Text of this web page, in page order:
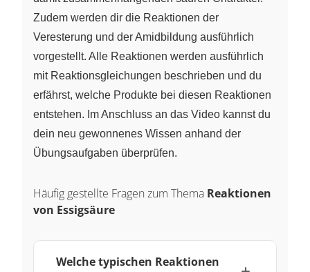
Zudem werden dir die Reaktionen der
Veresterung und der Amidbildung ausführlich
vorgestellt. Alle Reaktionen werden ausführlich
mit Reaktionsgleichungen beschrieben und du
erfährst, welche Produkte bei diesen Reaktionen
entstehen. Im Anschluss an das Video kannst du
dein neu gewonnenes Wissen anhand der
Übungsaufgaben überprüfen.
Häufig gestellte Fragen zum Thema Reaktionen
von Essigsäure
Welche typischen Reaktionen